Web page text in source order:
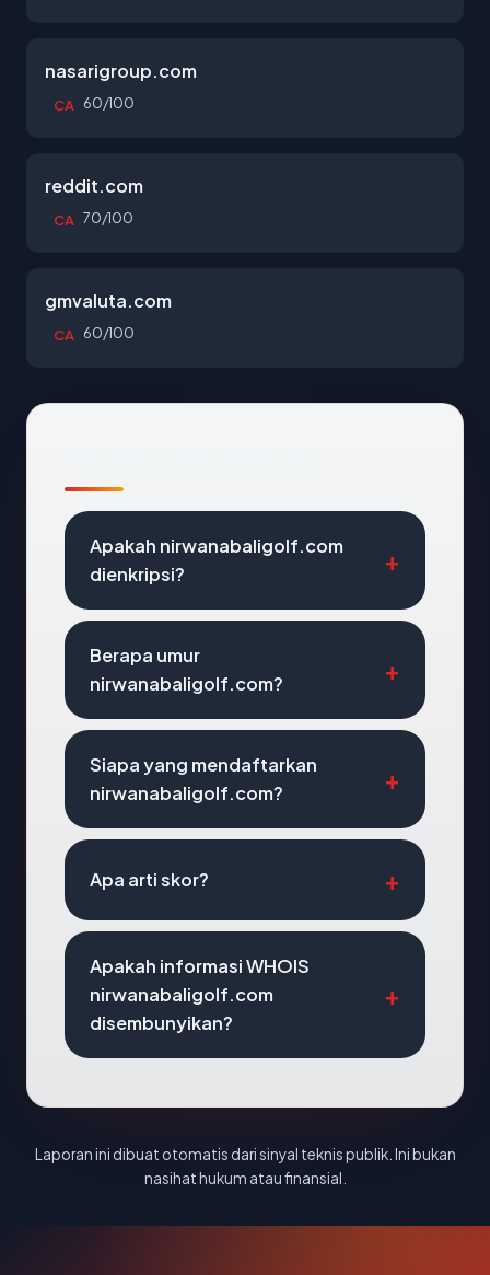
nasarigroup.com
CA 60/100
reddit.com
CA 70/100
gmvaluta.com
CA 60/100
Apakah nirwanabaligolf.com
dienkripsi?
Berapa umur
nirwanabaligolf.com?
Siapa yang mendaftarkan
nirwanabaligolf.com?
Apa arti skor?
Apakah informasi WHOIS
nirwanabaligolf.com
disembunyikan?
Laporan ini dibuat otomatis dari sinyal teknis publik. Ini bukan
nasihat hukum atau finansial.